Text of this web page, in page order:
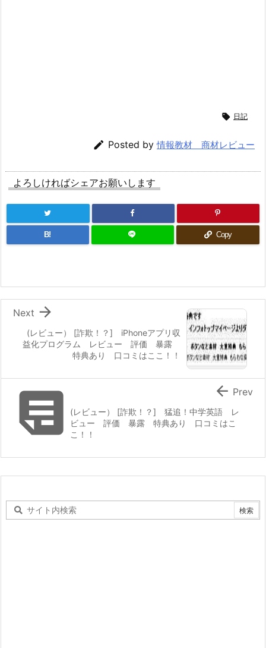
 日記
 Posted by情報教材 商材レビュー
よろしければシェアお願いします
B! Copy
(レビュー） [詐欺！？] iPhoneアプリ収
益化プログラム レビュー 評価 暴露
特典あり 口コミはここ！！

Next
(レビュー） [詐欺！？] 猛追！中学英語 レ
ビュー 評価 暴露 特典あり 口コミはこ
こ！！
 Prev